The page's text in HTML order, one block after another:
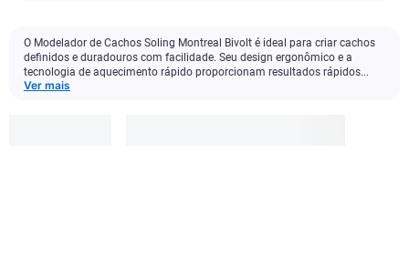
O Modelador de Cachos Soling Montreal Bivolt é ideal para criar cachos
definidos e duradouros com facilidade. Seu design ergonômico e a
tecnologia de aquecimento rápido proporcionam resultados rápidos...
Ver mais